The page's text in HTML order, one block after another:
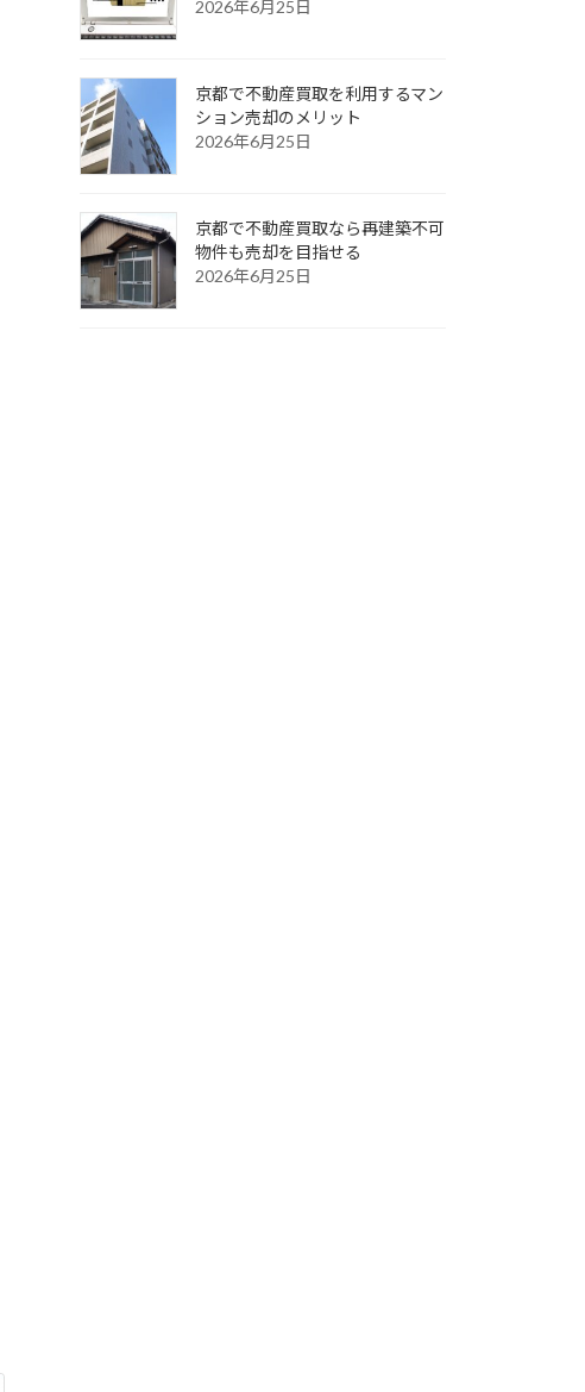
2026年6月25日
京都で不動産買取を利用するマン
ション売却のメリット
2026年6月25日
京都で不動産買取なら再建築不可
物件も売却を目指せる
2026年6月25日